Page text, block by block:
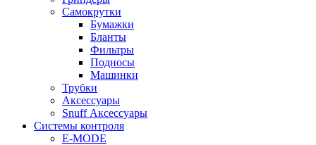
Самокрутки
Бумажки
Бланты
Фильтры
Подносы
Машинки
Трубки
Аксессуары
Snuff Аксессуары
Системы контроля
E-MODE